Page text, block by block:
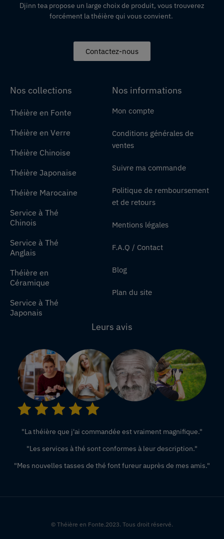
Djinn tea propose un large choix de produit, vous trouverez
forcément la théière qui vous convient.
Contactez-nous
Nos collections
Théière en Fonte
Théière en Verre
Théière Chinoise
Théière Japonaise
Théière Marocaine
Service à Thé
Chinois
Service à Thé
Anglais
Théière en
Céramique
Service à Thé
Japonais
Nos informations
Mon compte
Conditions générales de
ventes
Suivre ma commande
Politique de remboursement
et de retours
Mentions légales
F.A.Q / Contact
Blog
Plan du site
Leurs avis
"La théière que j'ai commandée est vraiment magnifique."
"Les services à thé sont conformes à leur description."
"Mes nouvelles tasses de thé font fureur auprès de mes amis."
© Théière en Fonte.2023. Tous droit réservé.